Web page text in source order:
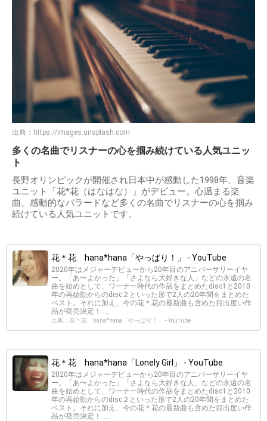
出典： https://images.unsplash.com
多くの名曲でリスナーの心を掴み続けている人気ユニッ
ト
長野オリンピックが開催され日本中が感動した1998年、音楽
ユニット「花*花（はなはな）」がデビュー。心温まる楽
曲、感動的なバラードなど多くの名曲でリスナーの心を掴み
続けている人気ユニットです。
花＊花 hana*hana「やっぱり！」 - YouTube
2020年はメジャーデビューから20年目のアニバーサリーイヤ
ー。「あ〜よかった」「さよなら大好きな人」などの永遠の名
曲を始めとして、ワーナー時代の作品をまとめたdisc1と2010
年の再始動からのdisc２といった形で2人の20年間をまとめた
ベスト。それに加え、今の花＊花の最新曲も含めた目出度い作
品が発売決定！ ...
出典：花＊花 hana*hana「やっぱり！」 - YouTube
花＊花 hana*hana「Lonely Girl」 - YouTube
2020年はメジャーデビューから20年目のアニバーサリーイヤ
ー。「あ〜よかった」「さよなら大好きな人」などの永遠の名
曲を始めとして、ワーナー時代の作品をまとめたdisc1と2010
年の再始動からのdisc２といった形で2人の20年間をまとめた
ベスト。それに加え、今の花＊花の最新曲も含めた目出度い作
品が発売決定！ ...